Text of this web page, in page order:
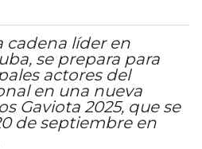
cadena líder en
se prepara para
actores del
en una nueva
Gaviota 2025, que se
de septiembre en